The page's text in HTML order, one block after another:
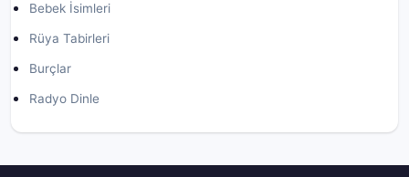
Bebek İsimleri
Rüya Tabirleri
Burçlar
Radyo Dinle